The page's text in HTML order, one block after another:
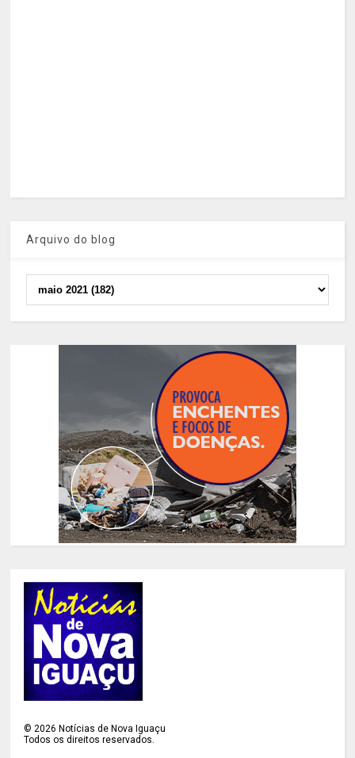
Arquivo do blog
©2026 Notícias de Nova Iguaçu
Todos os direitos reservados.